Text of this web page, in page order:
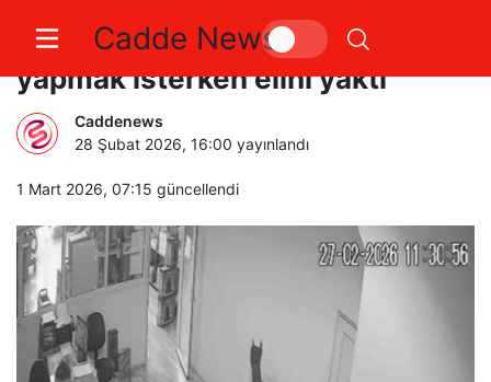
Cadde News
Bursa’da arkadaşına şaka
yapmak isterken elini yaktı
Caddenews
28 Şubat 2026, 16:00 yayınlandı
1 Mart 2026, 07:15 güncellendi